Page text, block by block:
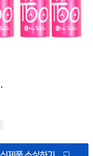
신제품 소싱하기